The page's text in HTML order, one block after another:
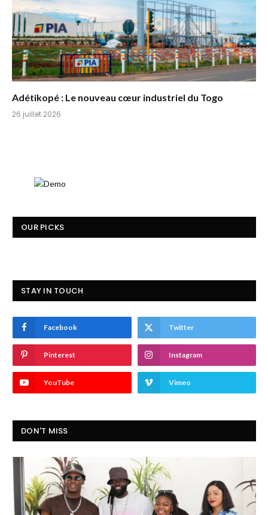
Adétikopé : Le nouveau cœur industriel du Togo
26 juillet 2026
OUR PICKS
STAY IN TOUCH
Facebook Twitter
Pinterest Instagram
YouTube Vimeo
DON'T MISS